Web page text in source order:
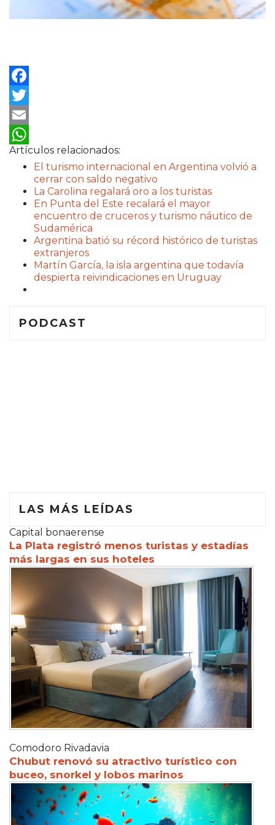
Facebook
Twitter
Email
WhatsApp
Artículos relacionados:
El turismo internacional en Argentina volvió a
cerrar con saldo negativo
La Carolina regalará oro a los turistas
En Punta del Este recalará el mayor
encuentro de cruceros y turismo náutico de
Sudamérica
Argentina batió su récord histórico de turistas
extranjeros
Martín García, la isla argentina que todavía
despierta reivindicaciones en Uruguay
PODCAST
LAS MÁS LEÍDAS
Capital bonaerense
La Plata registró menos turistas y estadías
más largas en sus hoteles
Comodoro Rivadavia
Chubut renovó su atractivo turístico con
buceo, snorkel y lobos marinos